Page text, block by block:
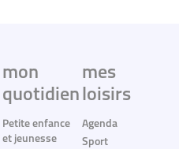
mon
quotidien
Petite enfance
et jeunesse
mes
loisirs
Agenda
Sport